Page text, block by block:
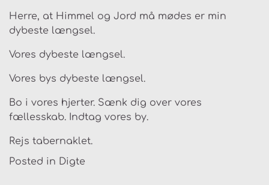
Herre, at Himmel og Jord må mødes er min
dybeste længsel.
Vores dybeste længsel.
Vores bys dybeste længsel.
Bo i vores hjerter. Sænk dig over vores
fællesskab. Indtag vores by.
Rejs tabernaklet.
Posted in Digte